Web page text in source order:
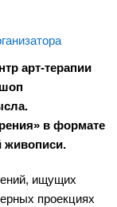
арт-терапии
в формате
живописи.
ищущих
проекциях